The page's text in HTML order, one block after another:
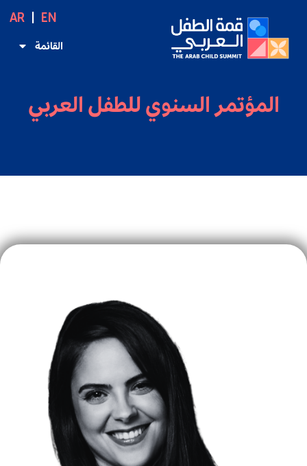
القائمة
EN
AR
المؤتمر السنوي للطفل العربي